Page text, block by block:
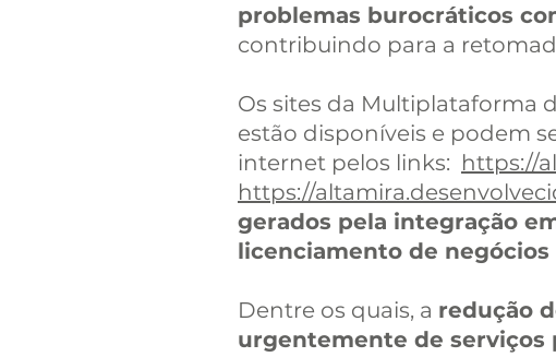
problemas burocráticos
contribuindo para a
Os sites da Multiplataforma
estão disponíveis e podem
internet pelos links: https://
https://
gerados pela integração
licenciamento de negócios
Dentre os quais, a redução
urgentemente de serviços